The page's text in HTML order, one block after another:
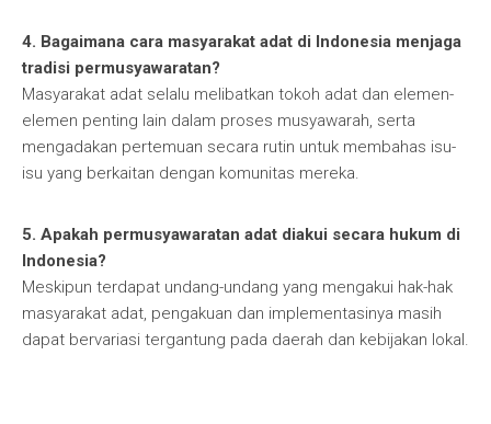
4. Bagaimana cara masyarakat adat di Indonesia menjaga
tradisi permusyawaratan?
Masyarakat adat selalu melibatkan tokoh adat dan elemen-
elemen penting lain dalam proses musyawarah, serta
mengadakan pertemuan secara rutin untuk membahas isu-
isu yang berkaitan dengan komunitas mereka.
5. Apakah permusyawaratan adat diakui secara hukum di
Indonesia?
Meskipun terdapat undang-undang yang mengakui hak-hak
masyarakat adat, pengakuan dan implementasinya masih
dapat bervariasi tergantung pada daerah dan kebijakan lokal.